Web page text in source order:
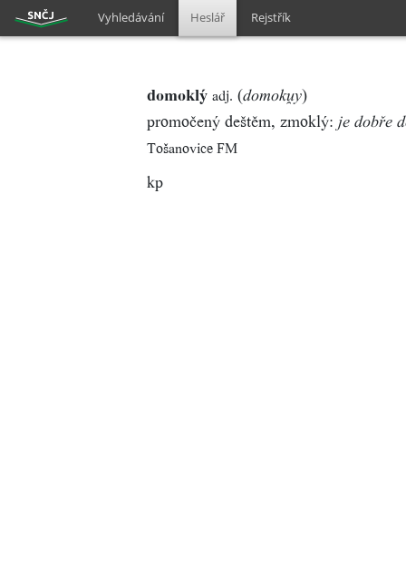
Vyhledávání Heslář Rejstřík
domoklý adj. (domoky)
promočený deštěm, zmoklý: je dobře
Tošanovice FM
kp